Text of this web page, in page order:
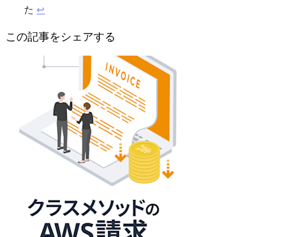
た↩︎
この記事をシェアする